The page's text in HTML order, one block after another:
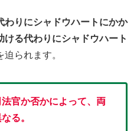
わりにシャドウハートにかか
る代わりにシャドウハート
られます。
官か否かによって、両
る。